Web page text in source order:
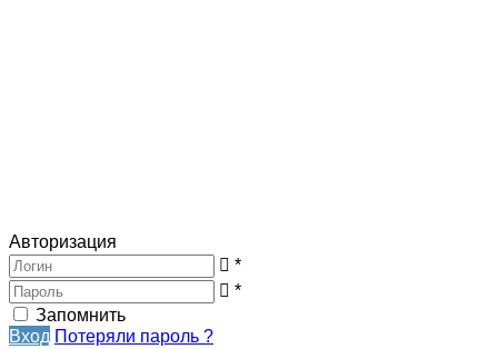
Авторизация
*
*
Запомнить
Вход Потеряли пароль ?